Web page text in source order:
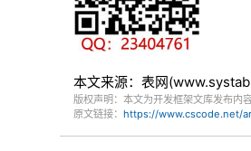
本文来源：表网
版权声明：本文为开发框架文库发布内
原文链接： https://www.cscode.net/